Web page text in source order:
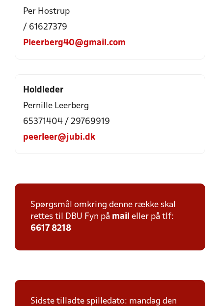
Per Hostrup
/ 61627379
Pleerberg40@gmail.com
Holdleder
Pernille Leerberg
65371404 / 29769919
peerleer@jubi.dk
Spørgsmål omkring denne række skal
rettes til DBU Fyn på mail eller på tlf:
6617 8218
Sidste tilladte spilledato: mandag den